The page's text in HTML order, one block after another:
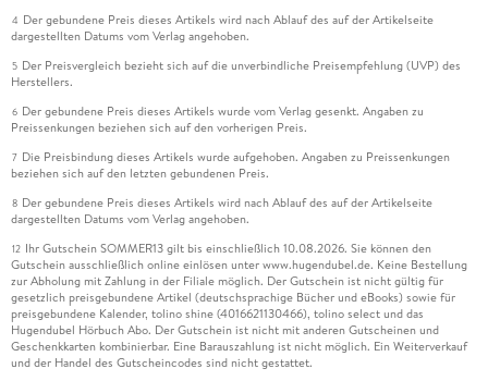
4 Der gebundene Preis dieses Artikels wird nach Ablauf des auf der Artikelseite
dargestellten Datums vom Verlag angehoben.
5 Der Preisvergleich bezieht sich auf die unverbindliche Preisempfehlung (UVP) des
Herstellers.
6 Der gebundene Preis dieses Artikels wurde vom Verlag gesenkt. Angaben zu
Preissenkungen beziehen sich auf den vorherigen Preis.
7 Die Preisbindung dieses Artikels wurde aufgehoben. Angaben zu Preissenkungen
beziehen sich auf den letzten gebundenen Preis.
8 Der gebundene Preis dieses Artikels wird nach Ablauf des auf der Artikelseite
dargestellten Datums vom Verlag angehoben.
12 Ihr Gutschein SOMMER13 gilt bis einschließlich 10.08.2026. Sie können den
Gutschein ausschließlich online einlösen unter www.hugendubel.de. Keine Bestellung
zur Abholung mit Zahlung in der Filiale möglich. Der Gutschein ist nicht gültig für
gesetzlich preisgebundene Artikel (deutschsprachige Bücher und eBooks) sowie für
preisgebundene Kalender, tolino shine (4016621130466), tolino select und das
Hugendubel Hörbuch Abo. Der Gutschein ist nicht mit anderen Gutscheinen und
Geschenkkarten kombinierbar. Eine Barauszahlung ist nicht möglich. Ein Weiterverkauf
und der Handel des Gutscheincodes sind nicht gestattet.